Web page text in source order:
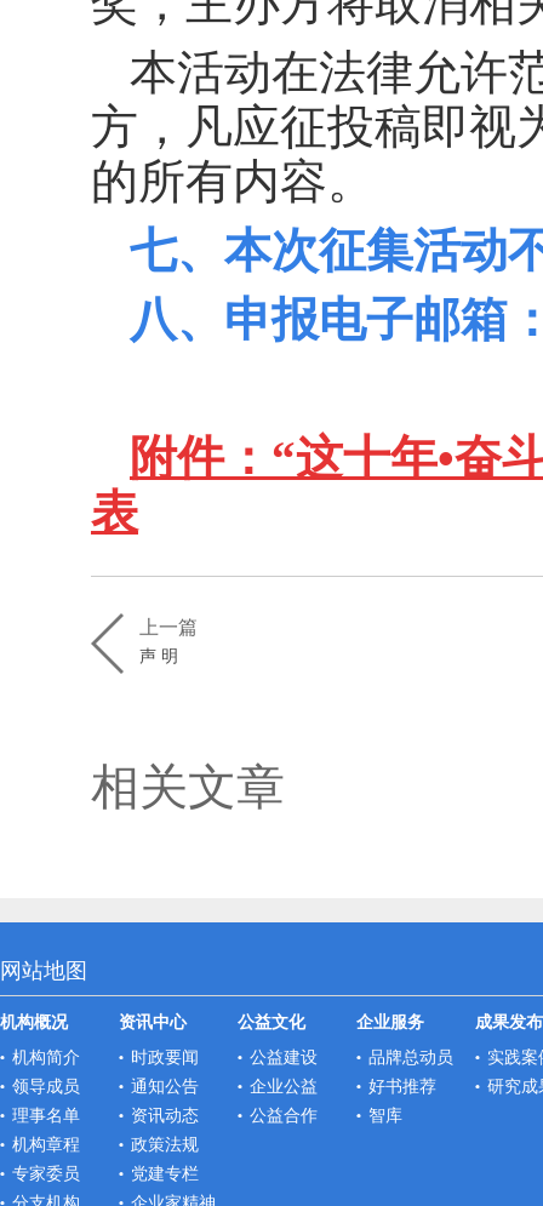
本活动在法律允许
方，凡应征投稿即视
的所有内容。
七、本次征集活动
八、申报电子邮箱
附件：“这十年•奋
表
上一篇
声 明
相关文章
网站地图
机构概况
机构简介
领导成员
理事名单
机构章程
专家委员
资讯中心
时政要闻
通知公告
资讯动态
政策法规
党建专栏
公益文化
公益建设
企业公益
公益合作
企业服务
品牌总动员
好书推荐
智库
成果发布
实践案
研究成